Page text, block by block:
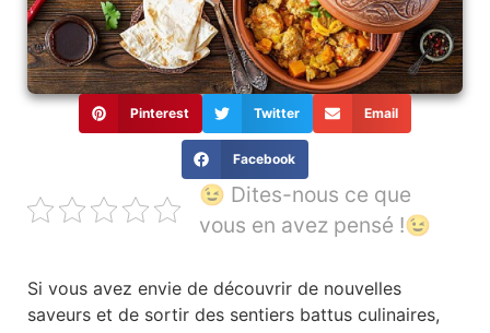
Pinterest Twitter Email
Facebook
😉 Dites-nous ce que
vous en avez pensé !😉
Si vous avez envie de découvrir de nouvelles
saveurs et de sortir des sentiers battus culinaires,